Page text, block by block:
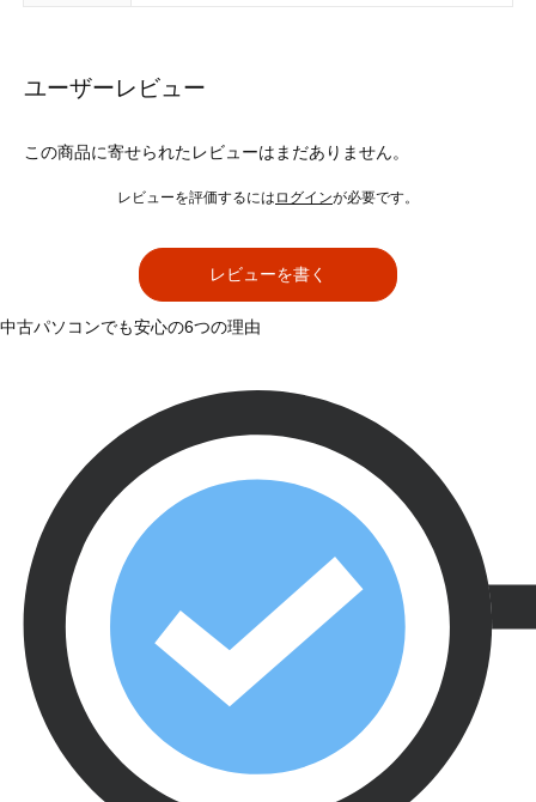
ユーザーレビュー
この商品に寄せられたレビューはまだありません。
レビューを評価するには ログインが必要です。
レビューを書く
中古パソコンでも安心の6つの理由